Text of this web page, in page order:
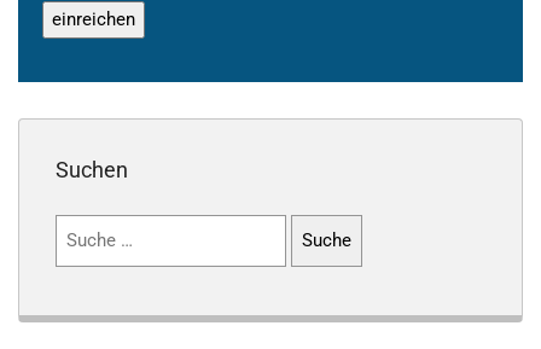
Suchen
Suchen